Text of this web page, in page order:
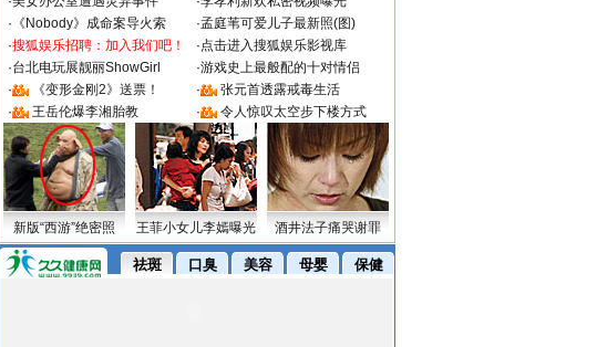
· 《Nobody》成命案导火索 ·孟庭苇可爱儿子最新照(图)
·搜狐娱乐招聘：加入我们吧！ ·点击进入搜狐娱乐影视库
·台北电玩展靓丽ShowGirl ·游戏史上最般配的十对情侣
·
《变形金刚2》送票！ ·
张元首透露戒毒生活
·
王岳伦爆李湘胎教 · 令人惊叹太空步下楼方式
新版“西游”绝密照 王菲小女儿李嫣曝光 酒井法子痛哭谢罪